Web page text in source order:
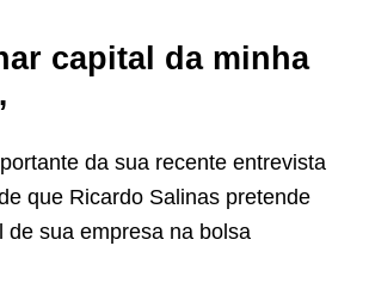
capital da minha
da sua recente entrevista
que Ricardo Salinas pretende
de sua empresa na bolsa